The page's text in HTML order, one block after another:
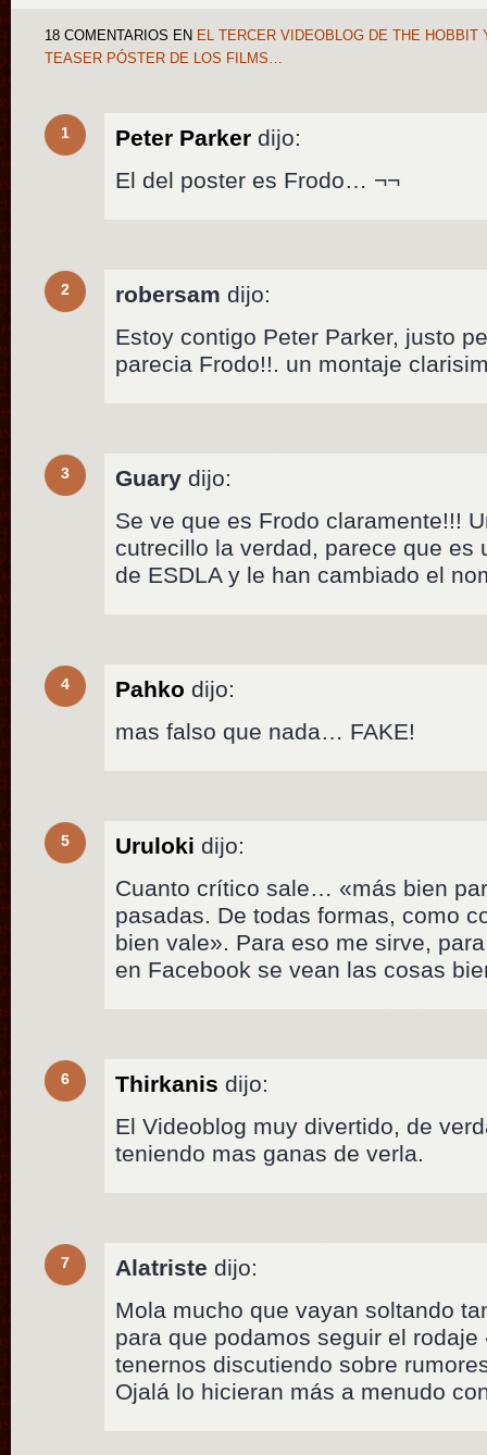
18 COMENTARIOS EN EL TERCER VIDEOBLOG DE THE HOBBIT
TEASER PÓSTER DE LOS FILMS…
1 Peter Parker dijo:
El del poster es Frodo… ¬¬
2 robersam dijo:
Estoy contigo Peter Parker, justo
parecia Frodo!!. un montaje
3 Guary dijo:
Se ve que es Frodo claramente!!!
cutrecillo la verdad, parece que es
de ESDLA y le han cambiado el
4 Pahko dijo:
mas falso que nada… FAKE!
5 Uruloki dijo:
Cuanto crítico sale… «más bien
pasadas. De todas formas, como
bien vale». Para eso me sirve,
en Facebook se vean las cosas
6 Thirkanis dijo:
El Videoblog muy divertido, de
teniendo mas ganas de verla.
7 Alatriste dijo:
Mola mucho que vayan soltando
para que podamos seguir el
tenernos discutiendo sobre
Ojalá lo hicieran más a menudo